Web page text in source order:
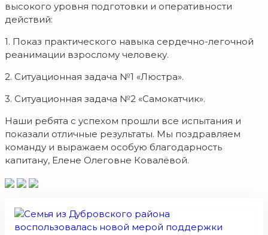
высокого уровня подготовки и оперативности
действий:
1. Показ практического навыка сердечно-легочной
реанимации взрослому человеку.
2. Ситуационная задача №1 «Люстра».
3. Ситуационная задача №2 «Самокатчик».
Наши ребята с успехом прошли все испытания и
показали отличные результаты. Мы поздравляем
команду и выражаем особую благодарность
капитану, Елене Олеговне Ковалёвой.